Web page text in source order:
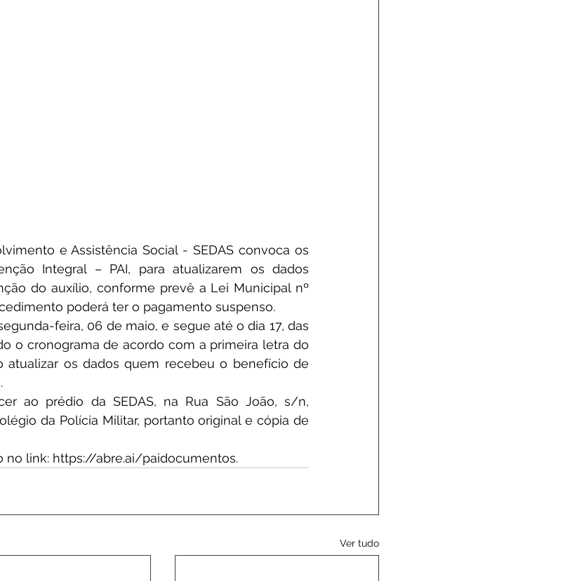
e Assistência Social - SEDAS convoca os
Integral – PAI, para atualizarem os dados
do auxílio, conforme prevê a Lei Municipal nº
poderá ter o pagamento suspenso.
feira, 06 de maio, e segue até o dia 17, das
o cronograma de acordo com a primeira letra do
atualizar os dados quem recebeu o benefício de
ao prédio da SEDAS, na Rua São João, s/n,
da Polícia Militar, portanto original e cópia de
no link: https://abre.ai/paidocumentos.
Ver tudo